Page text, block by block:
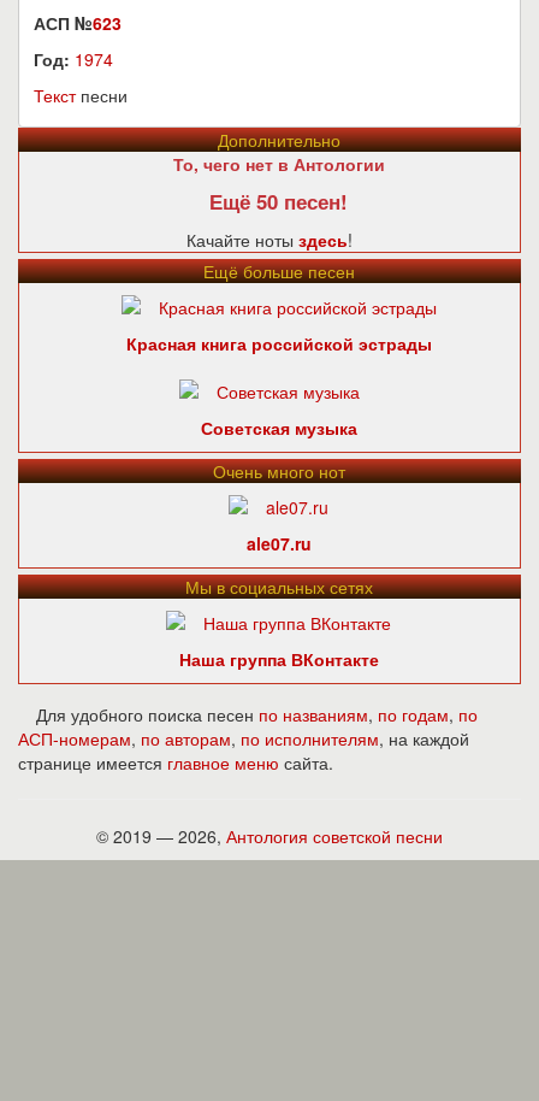
АСП №623
Год: 1974
Текстпесни
Дополнительно
То, чего нет в Антологии
Ещё 50 песен!
Качайте ноты здесь!
Ещё больше песен
Красная книга российской эстрады
Советская музыка
Очень много нот
ale07.ru
Мы в социальных сетях
Наша группа ВКонтакте
Для удобного поиска песен по названиям, по годам, по
АСП-номерам, по авторам, по исполнителям, на каждой
странице имеется главное меню сайта.
© 2019 — 2026, Антология советской песни